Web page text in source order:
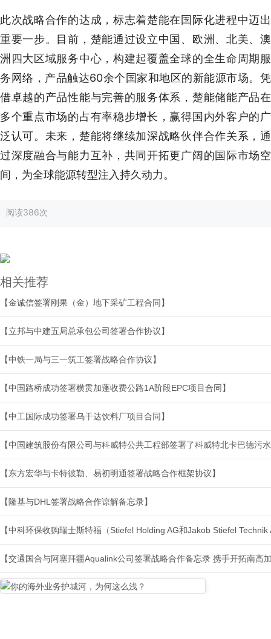
此次战略合作的达成，标志着楚能在国际化进程中迈出
重要一步。目前，楚能通过设立中国、欧洲、北美、澳
洲四大区域服务中心，构建起覆盖全球的全生命周期服
务网络，产品触达60余个国家和地区的新能源市场。凭
借卓越的产品性能与完善的服务体系，楚能储能产品在
多个重点市场的占有率稳步增长，赢得国内外客户的广
泛认可。未来，楚能将继续加深战略伙伴合作关系，通
过深度融合与能力互补，共同开拓更广阔的国际市场空
间，为全球能源转型注入持久动力。
阅读386次
相关推荐
【金诚信签署刚果（金）地下采矿工程合同】
【立邦与中建五局总承包公司签署合作协议】
【中铁一局与三一筑工签署战略合作协议】
【中国路桥成功签署横贯加蓬收费公路1A阶段EPC项目合同】
【中工国际成功签署乌干达饮料厂项目合同】
【东方宏华与卡特彼勒、易初明通签署战略合作框架协议】
【隆基与DHL签署战略合作谅解备忘录】